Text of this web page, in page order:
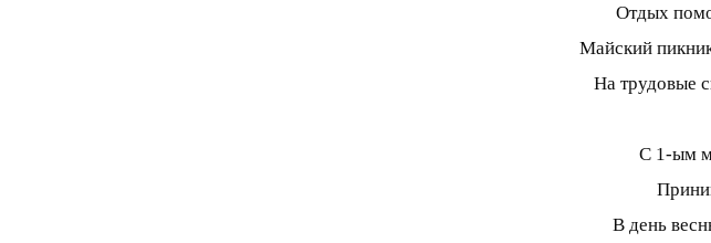
Отдых
Майский
На трудовые
С 1-ым
В день